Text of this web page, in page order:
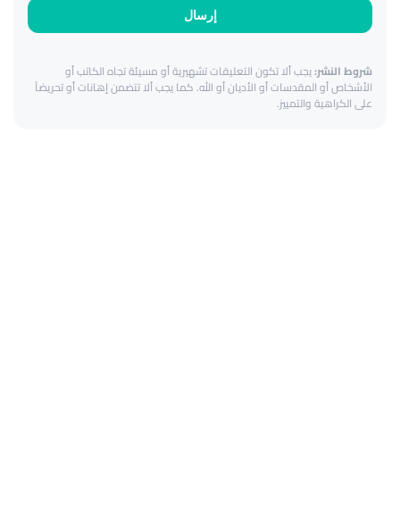
إرسال
شروط النشر:يجب ألا تكون التعليقات تشهيرية أو مسيئة تجاه الكاتب أو
الأشخاص أو المقدسات أو الأديان أو الله. كما يجب ألا تتضمن إهانات أو تحريضاً
على الكراهية والتمييز.